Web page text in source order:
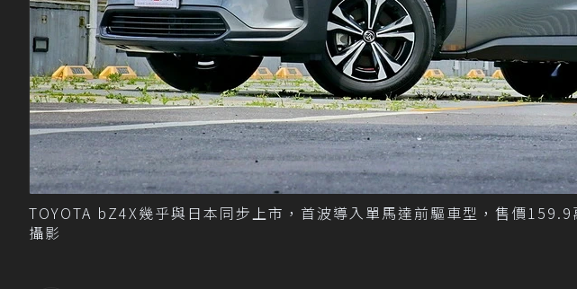
TOYOTA bZ4X幾乎與日本同步上市，首波導入單馬達前驅車型，售價
攝影